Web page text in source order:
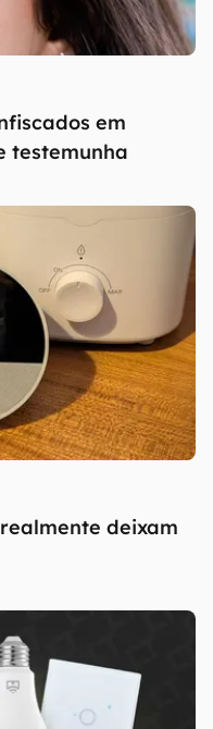
em
testemunha
deixam